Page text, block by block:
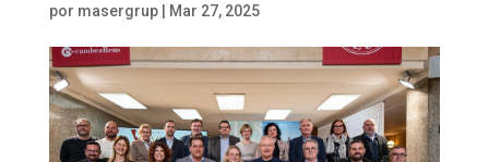
por masergrup| Mar 27, 2025